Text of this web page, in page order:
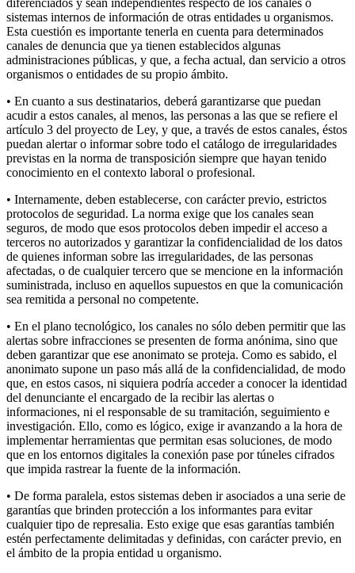
sistemas internos de información de otras entidades u organismos.
Esta cuestión es importante tenerla en cuenta para determinados
canales de denuncia que ya tienen establecidos algunas
administraciones públicas, y que, a fecha actual, dan servicio a otros
organismos o entidades de su propio ámbito.
• En cuanto a sus destinatarios, deberá garantizarse que puedan
acudir a estos canales, al menos, las personas a las que se refiere el
artículo 3 del proyecto de Ley, y que, a través de estos canales, éstos
puedan alertar o informar sobre todo el catálogo de irregularidades
previstas en la norma de transposición siempre que hayan tenido
conocimiento en el contexto laboral o profesional.
• Internamente, deben establecerse, con carácter previo, estrictos
protocolos de seguridad. La norma exige que los canales sean
seguros, de modo que esos protocolos deben impedir el acceso a
terceros no autorizados y garantizar la confidencialidad de los datos
de quienes informan sobre las irregularidades, de las personas
afectadas, o de cualquier tercero que se mencione en la información
suministrada, incluso en aquellos supuestos en que la comunicación
sea remitida a personal no competente.
• En el plano tecnológico, los canales no sólo deben permitir que las
alertas sobre infracciones se presenten de forma anónima, sino que
deben garantizar que ese anonimato se proteja. Como es sabido, el
anonimato supone un paso más allá de la confidencialidad, de modo
que, en estos casos, ni siquiera podría acceder a conocer la identidad
del denunciante el encargado de la recibir las alertas o
informaciones, ni el responsable de su tramitación, seguimiento e
investigación. Ello, como es lógico, exige ir avanzando a la hora de
implementar herramientas que permitan esas soluciones, de modo
que en los entornos digitales la conexión pase por túneles cifrados
que impida rastrear la fuente de la información.
• De forma paralela, estos sistemas deben ir asociados a una serie de
garantías que brinden protección a los informantes para evitar
cualquier tipo de represalia. Esto exige que esas garantías también
estén perfectamente delimitadas y definidas, con carácter previo, en
el ámbito de la propia entidad u organismo.